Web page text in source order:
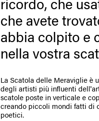
che avete
abbia colpito e
nella vostra
La Scatola delle Meraviglie è
degli artisti più influenti
scatole poste in verticale e
creando piccoli mondi fatti di
poetici.